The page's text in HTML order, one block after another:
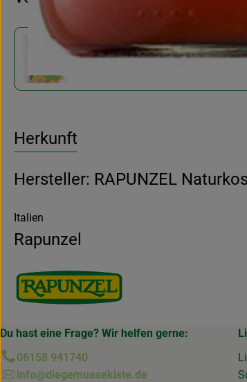
Frische Ravioli al Rucola
Herkunft
Hersteller: RAPUNZEL
Italien
Rapunzel
Du hast eine Frage? Wir helfen gerne:
06158 941740
info@diegemuesekiste.de